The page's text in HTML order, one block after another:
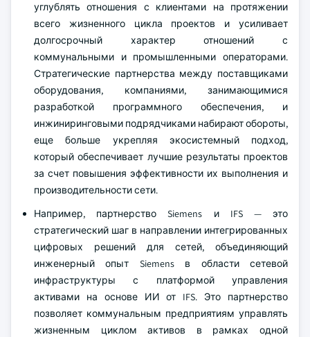
углублять отношения с клиентами на протяжении
всего жизненного цикла проектов и усиливает
долгосрочный характер отношений с
коммунальными и промышленными операторами.
Стратегические партнерства между поставщиками
оборудования, компаниями, занимающимися
разработкой программного обеспечения, и
инжиниринговыми подрядчиками набирают обороты,
еще больше укрепляя экосистемный подход,
который обеспечивает лучшие результаты проектов
за счет повышения эффективности их выполнения и
производительности сети.
Например, партнерство Siemens и IFS — это
стратегический шаг в направлении интегрированных
цифровых решений для сетей, объединяющий
инженерный опыт Siemens в области сетевой
инфраструктуры с платформой управления
активами на основе ИИ от IFS. Это партнерство
позволяет коммунальным предприятиям управлять
жизненным циклом активов в рамках одной